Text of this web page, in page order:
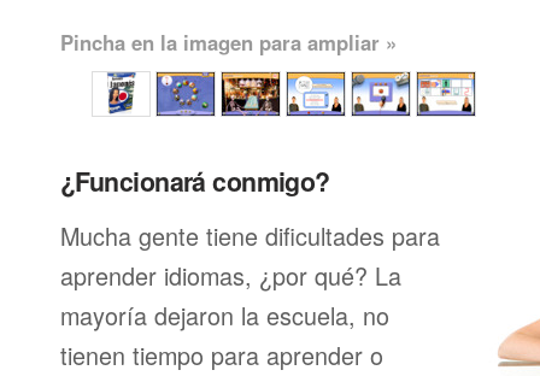
Pincha en la imagen para ampliar »
¿Funcionará conmigo?
Mucha gente tiene dificultades para
aprender idiomas, ¿por qué? La
mayoría dejaron la escuela, no
tienen tiempo para aprender o